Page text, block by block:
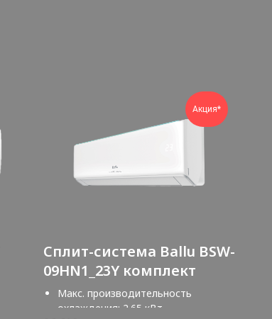
Акция*
Сплит-система Ballu BSW-
09HN1_23Y комплект
Макс. производительность
охлаждения: 2.65 кВт